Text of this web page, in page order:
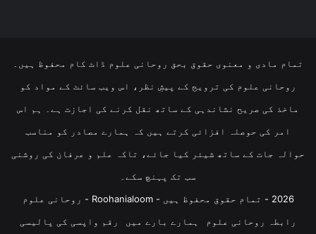
تمام مادی و معنوی حقوق بحق روحانی علوم ڈاٹ کام محفوظ ہیں۔
روحانی علوم کی ترویج کے پیشِ نظر، اس ویب سائٹ کے مواد کو
ماخذ کی صریح نشاندہی کے ساتھ نقل کرنے کی اجازت ہے۔ ہم اس
امر کی حوصلہ افزائی کرتے ہیں کہ ہمارے مصادر کو مناسب
حوالہ جات کے ساتھ شیئر کیا جائے، تاکہ علم و عرفان کی روشنی
سب تک پہنچ سکے۔
2026 - تمام حقوق محفوظ ہیں - Roohanialoom - روحانی علوم
رابطہ روحانی علوم
ہمارے بارے میں رقم واپسی کی پالیسی